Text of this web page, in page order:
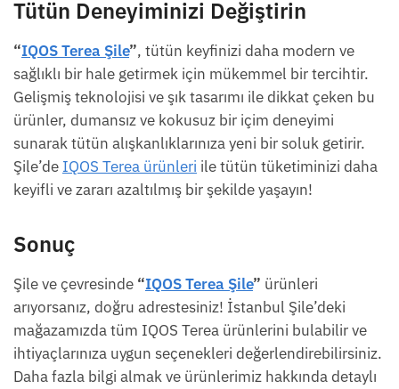
Tütün Deneyiminizi Değiştirin
“IQOS Terea Şile”, tütün keyfinizi daha modern ve
sağlıklı bir hale getirmek için mükemmel bir tercihtir.
Gelişmiş teknolojisi ve şık tasarımı ile dikkat çeken bu
ürünler, dumansız ve kokusuz bir içim deneyimi
sunarak tütün alışkanlıklarınıza yeni bir soluk getirir.
Şile’de IQOS Terea ürünleri ile tütün tüketiminizi daha
keyifli ve zararı azaltılmış bir şekilde yaşayın!
Sonuç
Şile ve çevresinde “IQOS Terea Şile” ürünleri
arıyorsanız, doğru adrestesiniz! İstanbul Şile’deki
mağazamızda tüm IQOS Terea ürünlerini bulabilir ve
ihtiyaçlarınıza uygun seçenekleri değerlendirebilirsiniz.
Daha fazla bilgi almak ve ürünlerimiz hakkında detaylı